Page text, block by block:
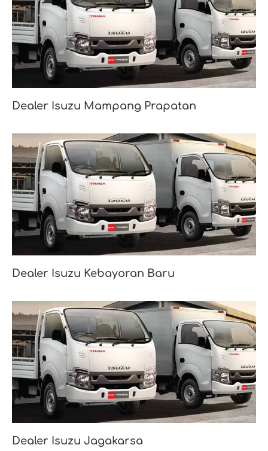
Dealer Isuzu Mampang Prapatan
Dealer Isuzu Kebayoran Baru
Dealer Isuzu Jagakarsa